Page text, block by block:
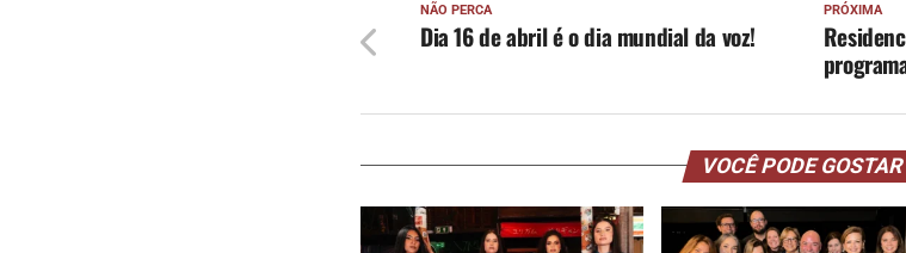
PRÓXIMA
NÃO PERCA
Dia 16 de abril é o dia mundial da voz!
VOCÊ PODE GOSTAR